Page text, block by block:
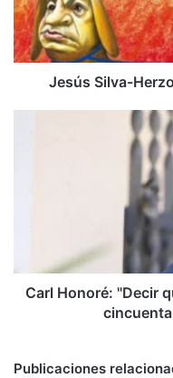
Jesús Silva-
nuevos
cincuenta
Carl Honoré: "Decir
Publicaciones